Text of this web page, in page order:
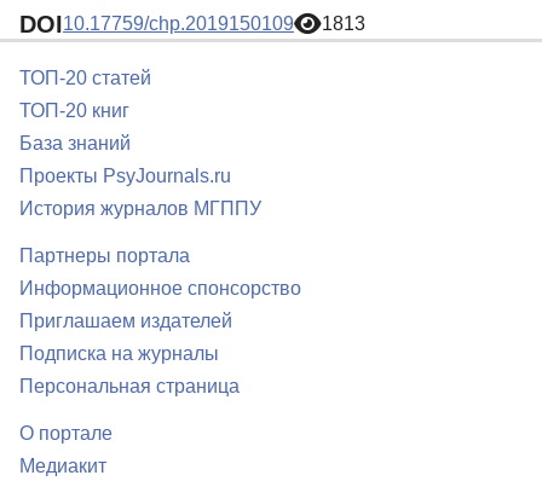
DOI10.17759/chp.2019150109 1813
ТОП-20 статей
ТОП-20 книг
База знаний
Проекты PsyJournals.ru
История журналов МГППУ
Партнеры портала
Информационное спонсорство
Приглашаем издателей
Подписка на журналы
Персональная страница
О портале
Медиакит